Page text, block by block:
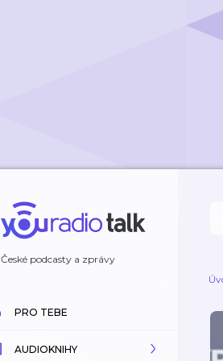
České podcasty a zprávy
PRO TEBE
AUDIOKNIHY